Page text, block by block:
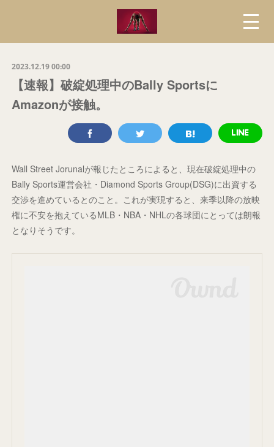
2023.12.19 00:00
【速報】破綻処理中のBally Sportsに
Amazonが接触。
Wall Street Jorunalが報じたところによると、現在破綻処理中の
Bally Sports運営会社・Diamond Sports Group(DSG)に出資する
交渉を進めているとのこと。これが実現すると、来季以降の放映
権に不安を抱えているMLB・NBA・NHLの各球団にとっては朗報
となりそうです。